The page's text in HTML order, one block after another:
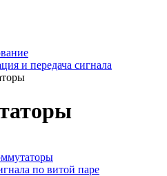
и передача сигнала
по витой паре